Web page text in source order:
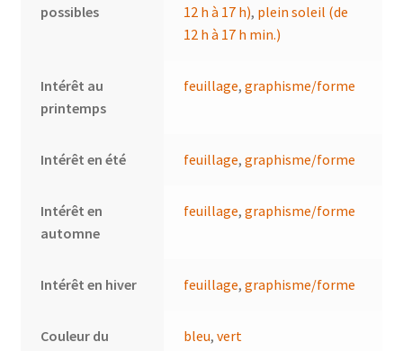
possibles
12 h à 17 h), plein soleil (de
12 h à 17 h min.)
Intérêt au
printemps
feuillage,graphisme/forme
Intérêt en été feuillage,graphisme/forme
Intérêt en
automne
feuillage,graphisme/forme
Intérêt en hiver feuillage,graphisme/forme
Couleur du
bleu,vert